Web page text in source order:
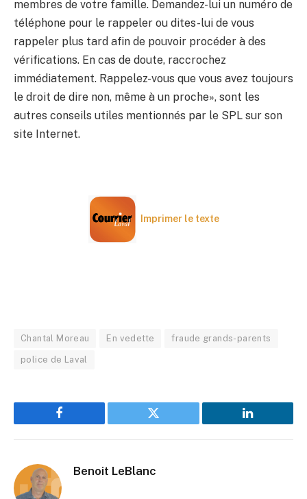
membres de votre famille. Demandez-lui un numéro de
téléphone pour le rappeler ou dites-lui de vous
rappeler plus tard afin de pouvoir procéder à des
vérifications. En cas de doute, raccrochez
immédiatement. Rappelez-vous que vous avez toujours
le droit de dire non, même à un proche», sont les
autres conseils utiles mentionnés par le SPL sur son
site Internet.
Imprimer le texte
Chantal Moreau En vedette fraude grands-parents
police de Laval
Facebook Twitter LinkedIn
Benoit LeBlanc